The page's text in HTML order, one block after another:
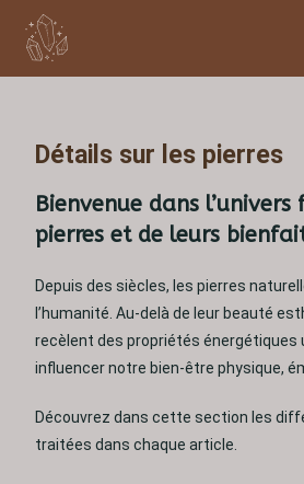
Détails sur les pierres
Bienvenue dans
pierres et de leurs
Depuis des siècles, les pierres
l’humanité. Au-delà de leur beauté
recèlent des propriétés énergétiques
influencer notre bien-être physique,
Découvrez dans cette section les
traitées dans chaque article.